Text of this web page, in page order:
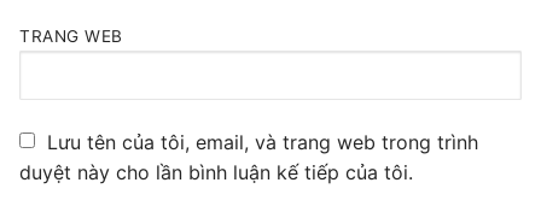
TIN TỨC
TRANG WEB
Lưu tên của tôi, email, và trang web trong trình
duyệt này cho lần bình luận kế tiếp của tôi.